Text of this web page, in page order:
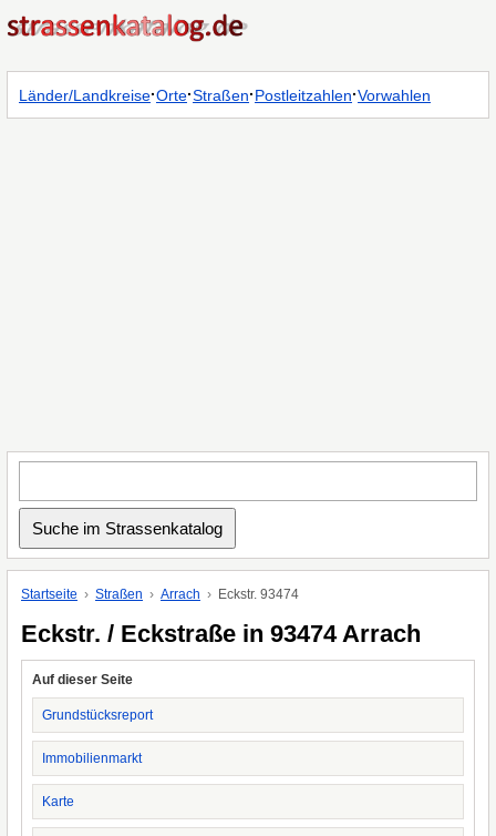
Länder/Landkreise·Orte·Straßen·Postleitzahlen·Vorwahlen
Startseite Straßen Arrach Eckstr. 93474
Eckstr. / Eckstraße in 93474 Arrach
Auf dieser Seite
Grundstücksreport
Immobilienmarkt
Karte